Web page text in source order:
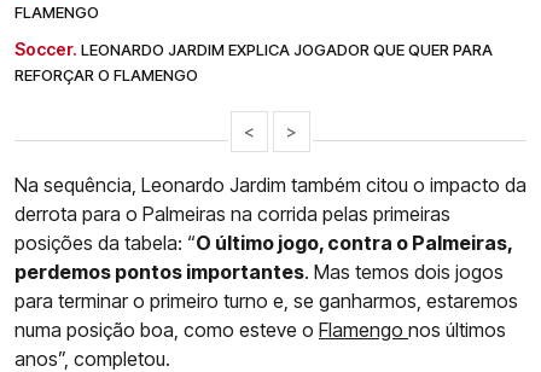
FLAMENGO
Soccer. LEONARDO JARDIM EXPLICA JOGADOR QUE QUER PARA
REFORÇAR O FLAMENGO
< >
Na sequência, Leonardo Jardim também citou o impacto da
derrota para o Palmeiras na corrida pelas primeiras
posições da tabela: “O último jogo, contra o Palmeiras,
perdemos pontos importantes. Mas temos dois jogos
para terminar o primeiro turno e, se ganharmos, estaremos
numa posição boa, como esteve o Flamengo nos últimos
anos”, completou.